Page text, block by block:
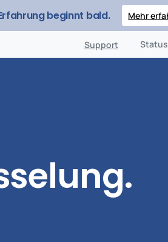
beginnt bald. Mehr
Support
Lösungen